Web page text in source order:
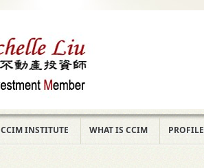
CCIM INSTITUTE WHAT IS CCIM PROFILE